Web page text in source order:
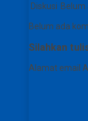
Diskusi
Belum ada
Silahkan
Alamat email